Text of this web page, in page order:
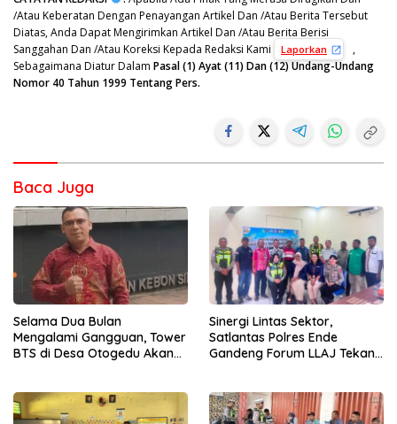
/Atau Keberatan Dengan Penayangan Artikel Dan /Atau Berita Tersebut
Diatas, Anda Dapat Mengirimkan Artikel Dan /Atau Berita Berisi
Sanggahan Dan /Atau Koreksi Kepada Redaksi Kami
Laporkan
,
Sebagaimana Diatur Dalam Pasal (1) Ayat (11) Dan (12) Undang-Undang
Nomor 40 Tahun 1999 Tentang Pers.
Baca Juga
Selama Dua Bulan
Mengalami Gangguan, Tower
BTS di Desa Otogedu Akan
Sinergi Lintas Sektor,
Satlantas Polres Ende
Gandeng Forum LLAJ Tekan